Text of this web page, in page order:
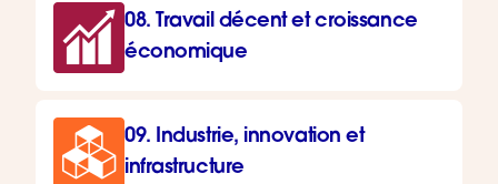
08. Travail décent et croissance
économique
09. Industrie, innovation et
infrastructure